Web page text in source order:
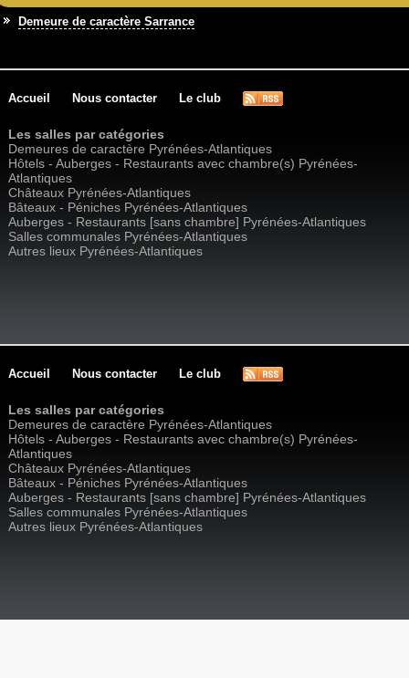
Demeure de caractère Sarrance
Accueil Nous contacter Le club
Les salles par catégories
Demeures de caractère Pyrénées-Atlantiques
Hôtels - Auberges - Restaurants avec chambre(s) Pyrénées-
Atlantiques
Châteaux Pyrénées-Atlantiques
Bâteaux - Péniches Pyrénées-Atlantiques
Auberges - Restaurants [sans chambre] Pyrénées-Atlantiques
Salles communales Pyrénées-Atlantiques
Autres lieux Pyrénées-Atlantiques
Accueil Nous contacter Le club
Les salles par catégories
Demeures de caractère Pyrénées-Atlantiques
Hôtels - Auberges - Restaurants avec chambre(s) Pyrénées-
Atlantiques
Châteaux Pyrénées-Atlantiques
Bâteaux - Péniches Pyrénées-Atlantiques
Auberges - Restaurants [sans chambre] Pyrénées-Atlantiques
Salles communales Pyrénées-Atlantiques
Autres lieux Pyrénées-Atlantiques